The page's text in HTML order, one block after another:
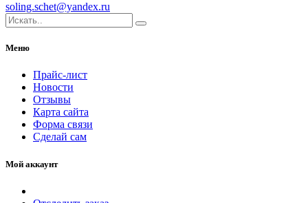
soling.schet@yandex.ru
Меню
Прайс-лист
Новости
Отзывы
Карта сайта
Форма связи
Сделай сам
Мой аккаунт